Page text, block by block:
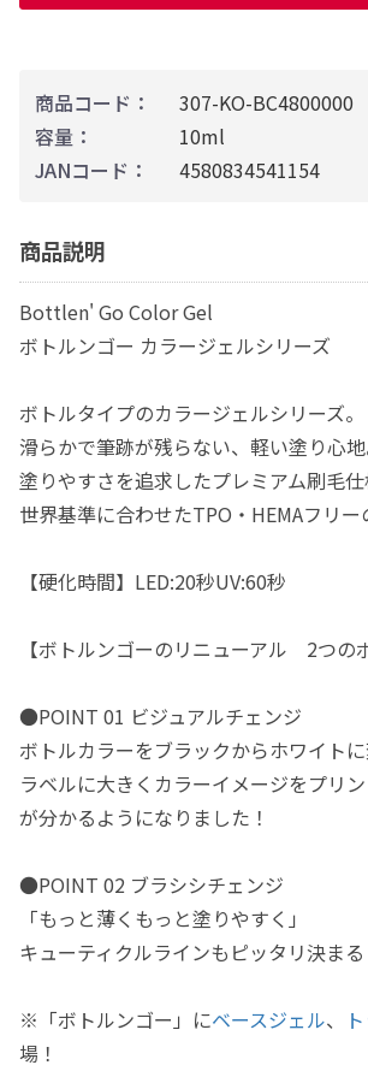
商品コード：
307-KO-BC4800000
容量：
10ml
JANコード：
4580834541154
商品説明
Bottlen' Go Color Gel
ボトルンゴー カラージェルシリーズ
ボトルタイプのカラージェルシリーズ。
滑らかで筆跡が残らない、軽い塗り心地
塗りやすさを追求したプレミアム刷毛仕
世界基準に合わせたTPO・HEMAフリ
【硬化時間】LED:20秒UV:60秒
【ボトルンゴーのリニューアル 2つの
●POINT 01 ビジュアルチェンジ
ボトルカラーをブラックからホワイトに
ラベルに大きくカラーイメージをプリ
が分かるようになりました！
●POINT 02 ブラシシチェンジ
「もっと薄くもっと塗りやすく」
キューティクルラインもピッタリ決まる
※「ボトルンゴー」にベースジェル、
場！